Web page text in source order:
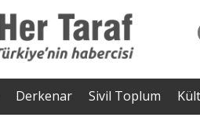
Kaybettiğimiz İç Dünyanın
Derkenar Sivil Toplum